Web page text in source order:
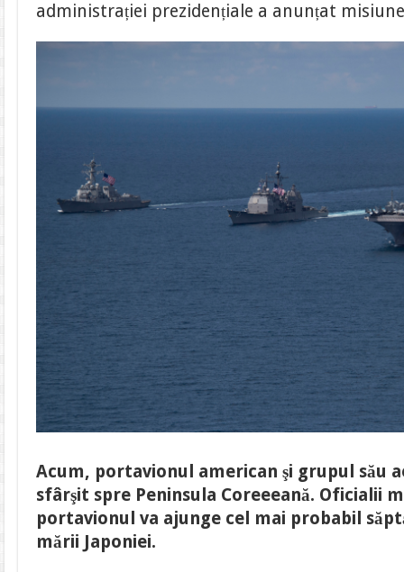
administrației prezidențiale a anunțat
Acum, portavionul american şi grupul său
sfârşit spre Peninsula Coreeeană. Oficialii
portavionul va ajunge cel mai probabil
mării Japoniei.